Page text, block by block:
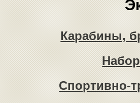
Карабины,
Спортивно-